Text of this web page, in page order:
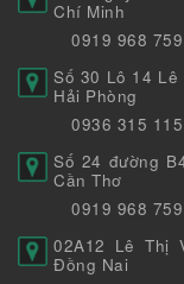
Chí Minh
0919 968 759
Số 30 Lô 14 Lê
Hải Phòng
0936 315 115
Số 24 đường
Cần Thơ
0919 968 759
02A12 Lê Thị
Đồng Nai